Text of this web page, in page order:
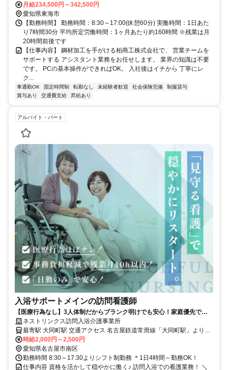
月給234,500円～342,500円
愛知県東海市
【勤務時間】 勤務時間：8:30～17:00(休憩60分) 実働時間：1日あた
り7時間30分 平均所定労働時間：1ヶ月あたり約160時間 ※残業は月
20時間前後です
【仕事内容】 鋼材加工を手がける柏商工株式会社で、 営業チームを
サポートする アシスタント業務をお任せします。 業界の知識は不要
です。 PCの基本操作ができればOK。 入社後はイチから 丁寧にレ
ク...
車通勤OK 固定時間制 転勤なし 未経験者歓迎 社会保険完備
制服貸与
賞与あり
交通費支給 昇給あり
アルバイト・パート
入浴サポートメインの訪問看護師
【医療行為なし】3人体制だからブランク明けでも安心！家庭優先で働
ける訪問入浴
ネストリンクス訪問入浴介護事業所
最寄駅 大同町駅 交通アクセス 名古屋鉄道常滑線「大同町駅」より徒
歩5分 ※転勤なし
時給2,000円～2,500円
愛知県名古屋市南区
勤務時間 8:30～17:30よりシフト制勤務 ＊1日4時間～勤務OK！
仕事内容 資格を活かして穏やかに働く♪ 訪問入浴での看護業務！ ＼